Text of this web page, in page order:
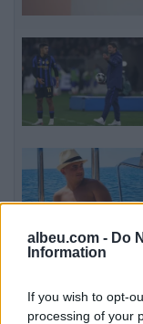
albeu.com - Do
Information
If you wish to opt-
processing of your